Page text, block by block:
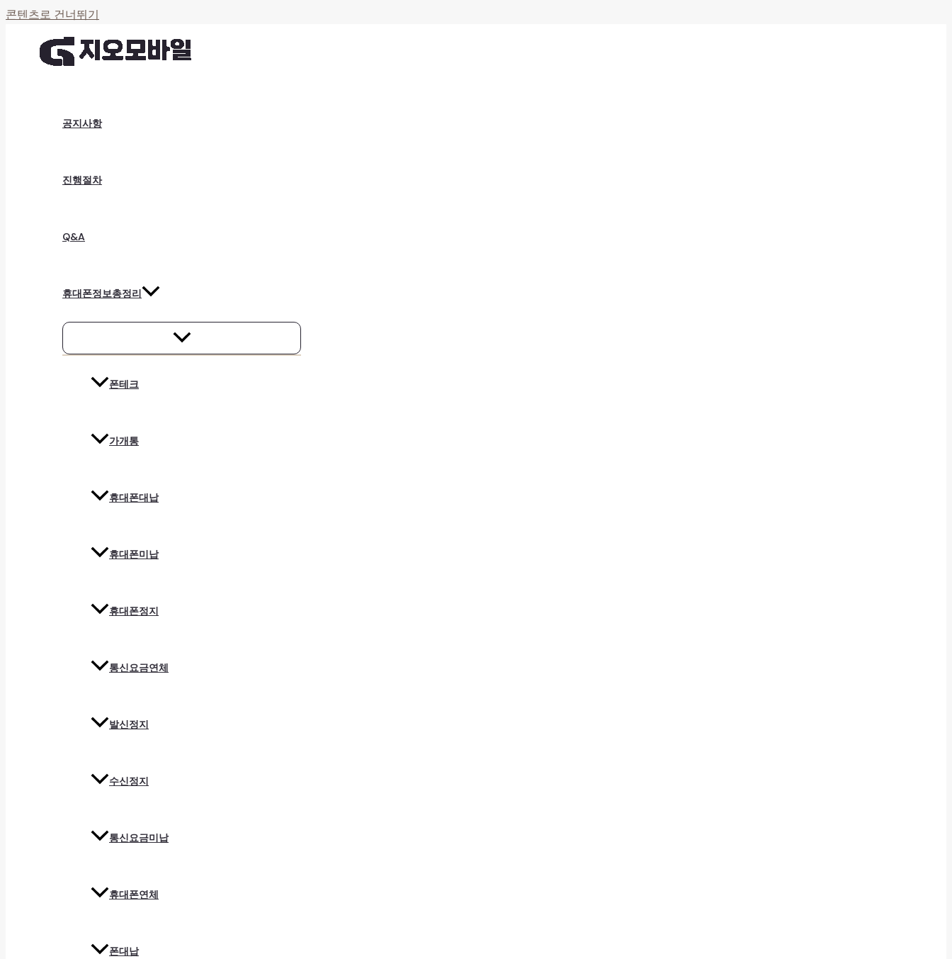
콘텐츠로 건너뛰기
공지사항
진행절차
Q&A
휴대폰정보총정리
폰테크
가개통
휴대폰대납
휴대폰미납
휴대폰정지
통신요금연체
발신정지
수신정지
통신요금미납
휴대폰연체
폰대납